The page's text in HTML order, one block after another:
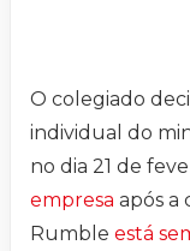
O colegiado
individual do
no dia 21 de
empresa após a
Rumble está